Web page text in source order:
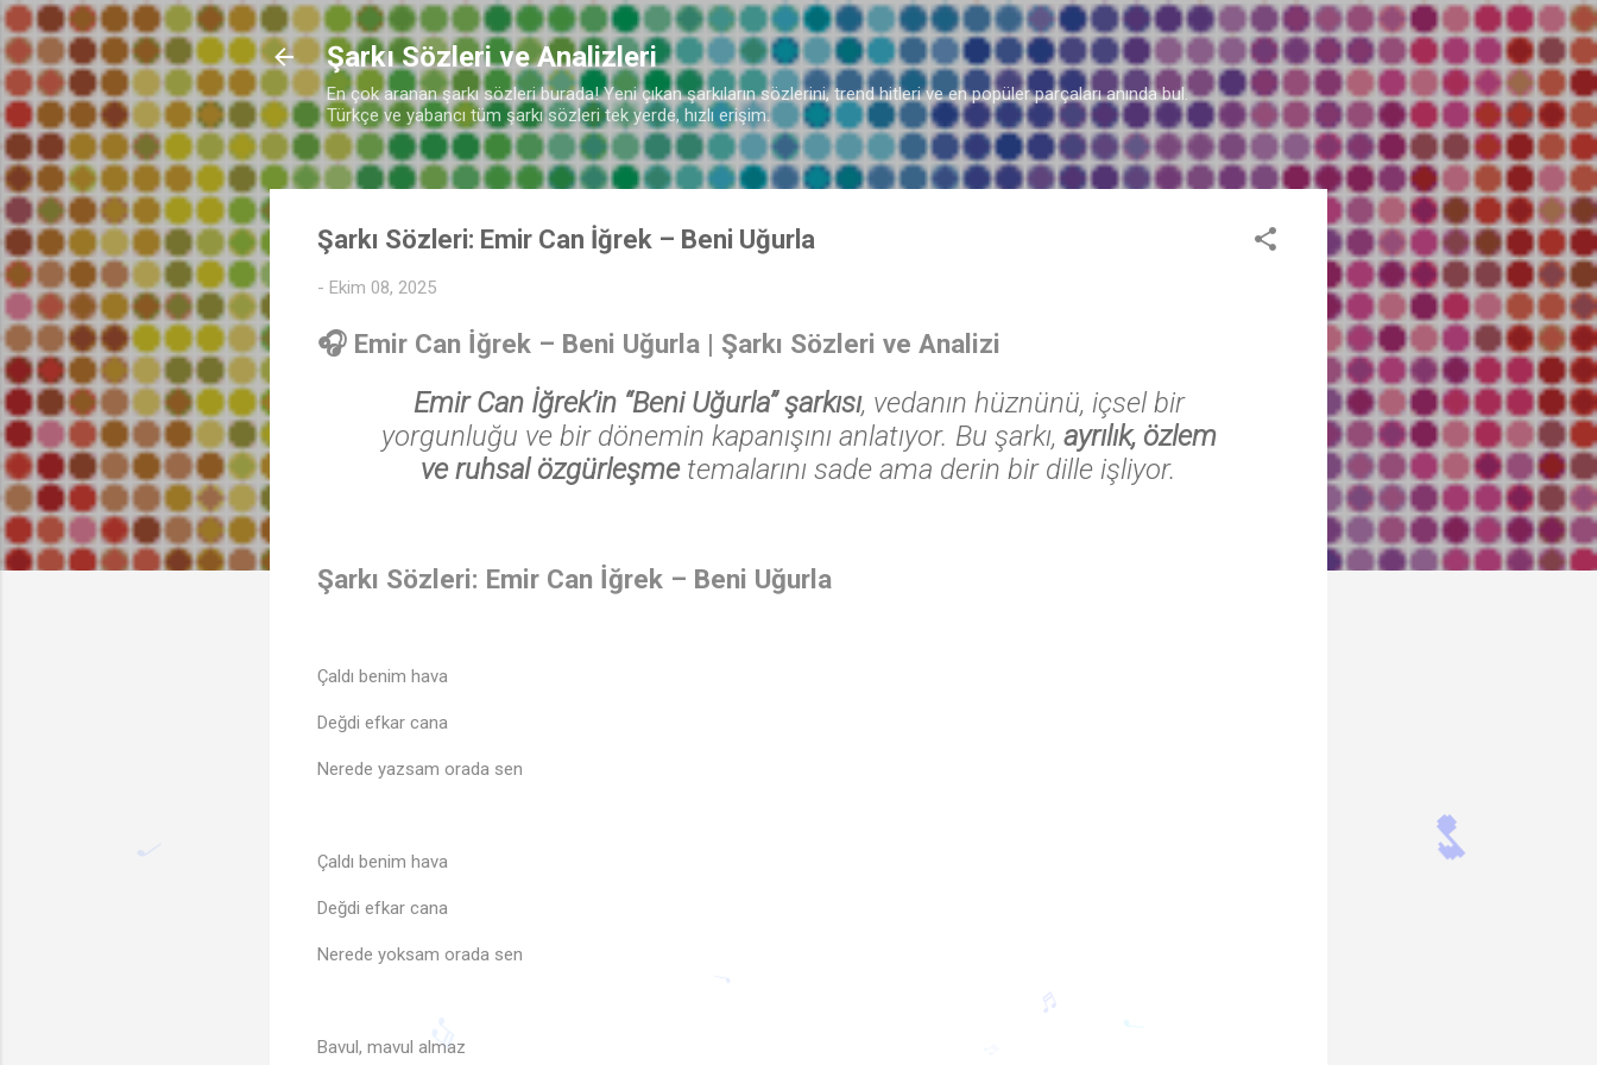
Ana içeriğe atla
Şarkı Sözleri ve Analizleri
En çok aranan şarkı sözleri burada! Yeni çıkan şarkıların sözlerini, trend hitleri ve en popüler parçaları anında bul.
Türkçe ve yabancı tüm şarkı sözleri tek yerde, hızlı erişim.
Şarkı Sözleri: Emir Can İğrek – Beni Uğurla
- Ekim 08, 2025
🎧 Emir Can İğrek – Beni Uğurla | Şarkı Sözleri ve Analizi
Emir Can İğrek’in “Beni Uğurla” şarkısı, vedanın hüznünü, içsel bir
yorgunluğu ve bir dönemin kapanışını anlatıyor. Bu şarkı, ayrılık, özlem
ve ruhsal özgürleşmetemalarını sade ama derin bir dille işliyor.
Şarkı Sözleri: Emir Can İğrek – Beni Uğurla
Çaldı benim hava
Değdi efkar cana
Nerede yazsam orada sen
Çaldı benim hava
Değdi efkar cana
Nerede yoksam orada sen
Bavul, mavul almaz